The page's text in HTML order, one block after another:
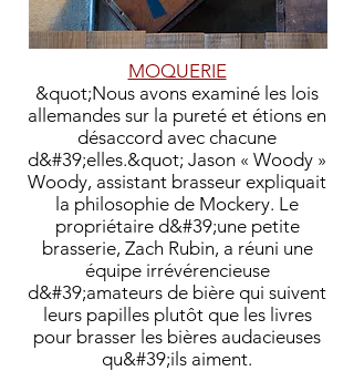
MOQUERIE
&quot;Nous avons examiné les lois
allemandes sur la pureté et étions en
désaccord avec chacune
d&#39;elles.&quot; Jason « Woody »
Woody, assistant brasseur expliquait
la philosophie de Mockery. Le
propriétaire d&#39;une petite
brasserie, Zach Rubin, a réuni une
équipe irrévérencieuse
d&#39;amateurs de bière qui suivent
leurs papilles plutôt que les livres
pour brasser les bières audacieuses
qu&#39;ils aiment.